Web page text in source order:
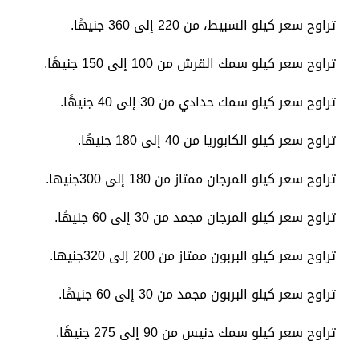
تراوح سعر كيلو السبيط، من 220 إلى 360 جنيهًا.
تراوح سعر كيلو سمك القرش من 100 إلى 150 جنيهًا.
تراوح سعر كيلو سمك حدادي من 30 إلى 40 جنيهًا.
تراوح سعر كيلو الكابوريا من 40 إلى 180 جنيهًا.
تراوح سعر كيلو المرجان ممتاز من 180 إلى 300جنيها.
تراوح سعر كيلو المرجان مجمد من 30 إلى 60 جنيهًا.
تراوح سعر كيلو البربون ممتاز من 200 إلى 320جنيها.
تراوح سعر كيلو البربون مجمد من 30 إلى 60 جنيهًا.
تراوح سعر كيلو سمك دنيس من 90 إلى 275 جنيهًا.